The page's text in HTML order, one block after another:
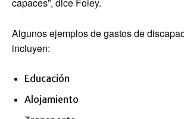
capaces”, dice Foley.
Algunos ejemplos de gastos de
incluyen:
Educación
Alojamiento